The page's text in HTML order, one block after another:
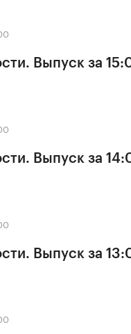
Выпуск за
Выпуск за
Выпуск за